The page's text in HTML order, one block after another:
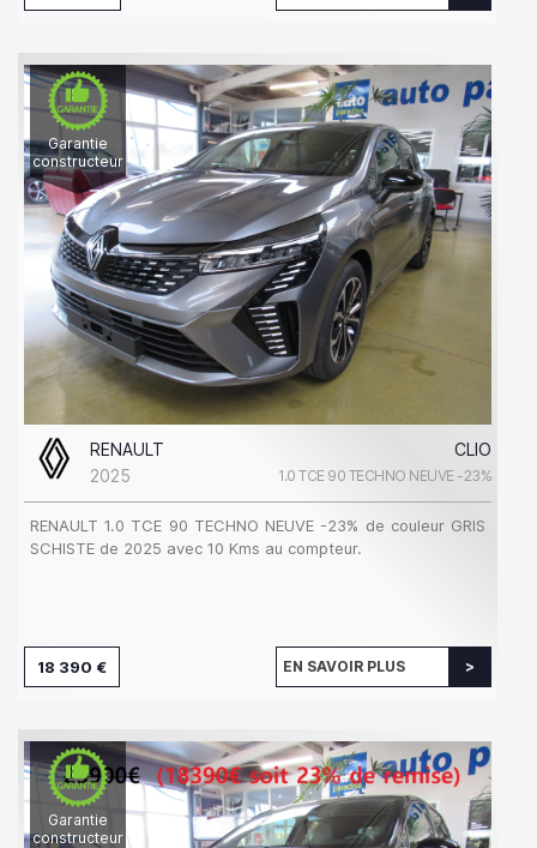
Garantie
constructeur
RENAULT
CLIO
2025
1.0 TCE 90 TECHNO NEUVE -23%
RENAULT 1.0 TCE 90 TECHNO NEUVE -23% de couleur GRIS
SCHISTE de 2025 avec 10 Kms au compteur.
18 390 € EN SAVOIR PLUS
Garantie
constructeur